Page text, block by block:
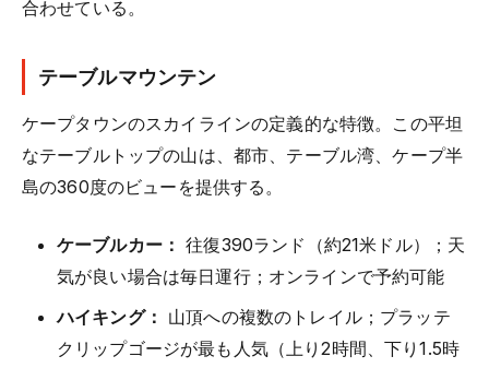
合わせている。
テーブルマウンテン
ケープタウンのスカイラインの定義的な特徴。この平坦
なテーブルトップの山は、都市、テーブル湾、ケープ半
島の360度のビューを提供する。
ケーブルカー： 往復390ランド（約21米ドル）；天
気が良い場合は毎日運行；オンラインで予約可能
ハイキング： 山頂への複数のトレイル；プラッテ
クリップゴージが最も人気（上り2時間、下り1.5時